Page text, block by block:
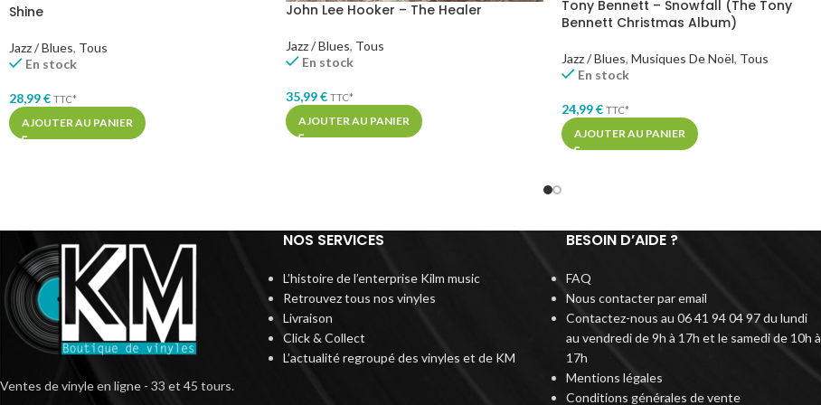
Shine
Jazz / Blues, Tous
En stock
28,99€ TTC*
AJOUTER AU PANIER
John Lee Hooker – The Healer
Jazz / Blues, Tous
En stock
35,99€ TTC*
AJOUTER AU PANIER
Tony Bennett – Snowfall (The Tony
Bennett Christmas Album)
Jazz / Blues, Musiques De Noël, Tous
En stock
24,99€ TTC*
AJOUTER AU PANIER
Ventes de vinyle en ligne - 33 et 45 tours.
NOS SERVICES
L’histoire de l’enterprise Kilm music
Retrouvez tous nos vinyles
Livraison
Click & Collect
L’actualité regroupé des vinyles et de KM
BESOIN D’AIDE ?
FAQ
Nous contacter par email
Contactez-nous au 06 41 94 04 97 du lundi
au vendredi de 9h à 17h et le samedi de 10h à
17h
Mentions légales
Conditions générales de vente